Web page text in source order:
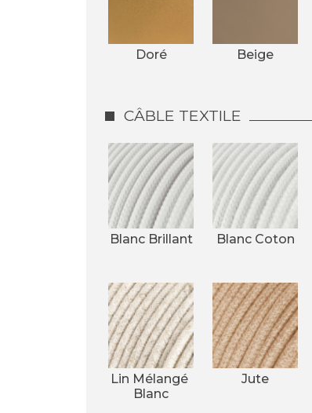
Doré Beige
CÂBLE TEXTILE
Blanc Brillant Blanc Coton
Lin Mélangé
Blanc
Jute